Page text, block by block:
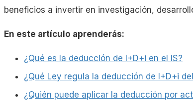
beneficios a invertir en investigación,
En este artículo aprenderás:
¿Qué es la deducción de I+D+i en el IS?
¿Qué Ley regula la deducción de I+D+i
¿Quién puede aplicar la deducción por